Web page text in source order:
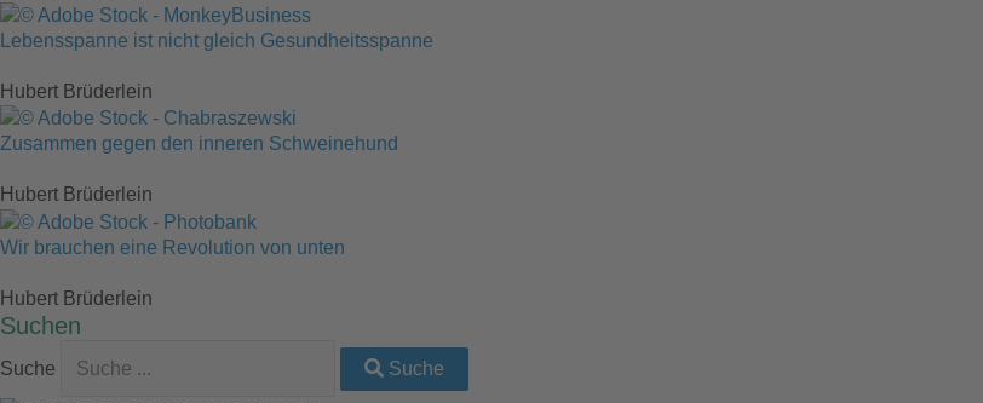
Lebensspanne ist nicht gleich Gesundheitsspanne
Hubert Brüderlein
Zusammen gegen den inneren Schweinehund
Hubert Brüderlein
Wir brauchen eine Revolution von unten
Hubert Brüderlein
Suchen
Suche Suche